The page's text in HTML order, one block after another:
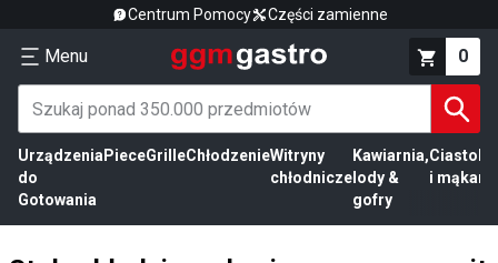
Centrum Pomocy Części zamienne
Menu 0
Urządzenia
do
Gotowania
PieceGrilleChłodzenieWitryny
chłodnicze
Kawiarnia,
lody &
gofry
Ciasto
i mąka